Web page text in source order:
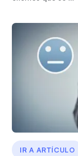
IR A ARTÍCULO